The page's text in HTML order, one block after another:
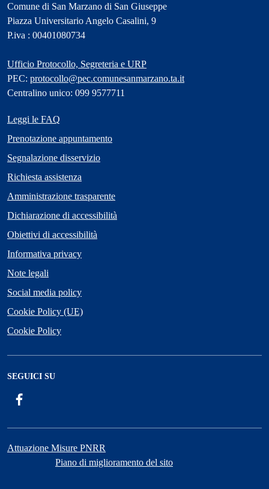
Comune di San Marzano di San Giuseppe
Piazza Universitario Angelo Casalini, 9
P.iva : 00401080734
Ufficio Protocollo, Segreteria e URP
PEC: protocollo@pec.comunesanmarzano.ta.it
Centralino unico: 099 9577711
Leggi le FAQ
Prenotazione appuntamento
Segnalazione disservizio
Richiesta assistenza
Amministrazione trasparente
Dichiarazione di accessibilità
Obiettivi di accessibilità
Informativa privacy
Note legali
Social media policy
Cookie Policy (UE)
Cookie Policy
SEGUICI SU
Attuazione Misure PNRR
Piano di miglioramento del sito